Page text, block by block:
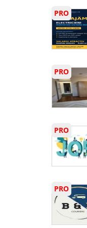
PRO
PRO
PRO
PRO